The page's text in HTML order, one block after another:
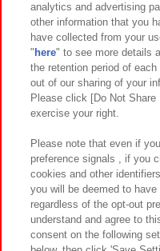
関連会社 サステ
プライバシーポリシー
お取引先さまととも
カスタマーハラスメント対応
analytics and advertising
other information that you
have collected from your
" here" to see more details
the retention period of
out of our sharing of your
Please click [Do Not
exercise your right.
Please note that even if
preference signals , if you
cookies and other
you will be deemed to
regardless of the opt-out
understand and agree to
consent on the following